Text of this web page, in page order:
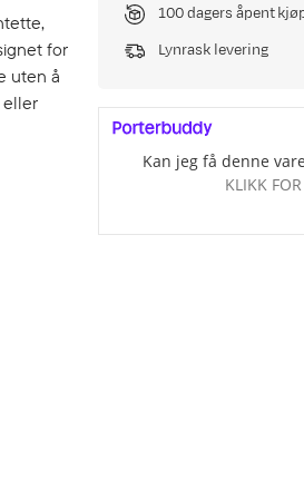
for
uten å
eller
100 dagers åpent
Lynrask levering
Kan jeg få denne
KLIKK